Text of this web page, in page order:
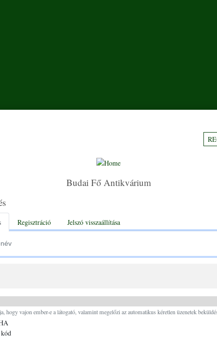
Budai Fő Antikvárium
Regisztráció Jelszó visszaállítása
hogy vajon ember-e a látogató, valamint megelőzi az automatikus kéretlen üzenetek